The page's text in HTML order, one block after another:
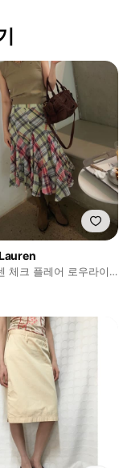
체크 플레어 로우라이